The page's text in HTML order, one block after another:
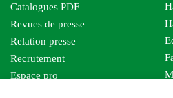
Catalogues PDF
Revues de presse
Relation presse
Recrutement
Espace pro